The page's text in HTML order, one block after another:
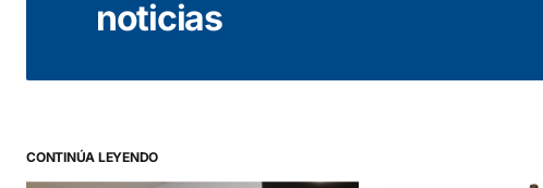
noticias
CONTINÚA LEYENDO